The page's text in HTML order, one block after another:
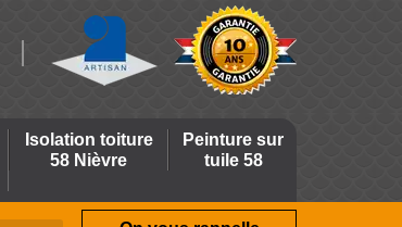
Isolation toiture
58 Nièvre
Peinture sur
tuile 58